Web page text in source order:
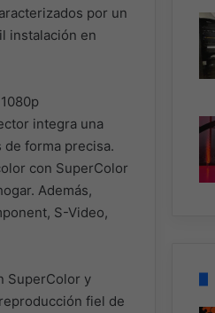
por un
instalación en
integra una
de forma precisa.
con SuperColor
Además,
S-Video,
SuperColor y
fiel de